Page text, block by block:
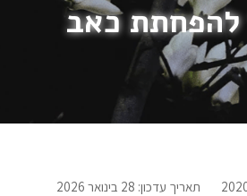
להפחתת כאב
תאריך עדכון: 28 בינואר 2026